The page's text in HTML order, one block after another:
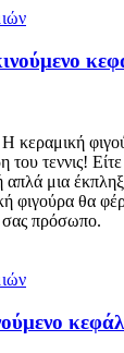
τεννις! Είτε
απλά μια
φιγούρα θα
σας πρόσωπο.